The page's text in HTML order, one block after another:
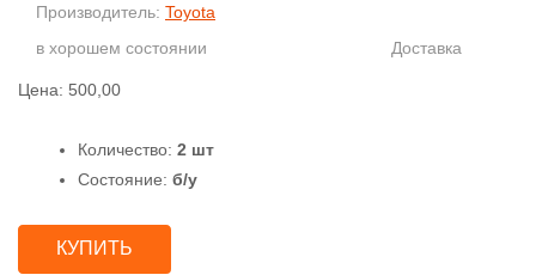
Производитель: Toyota
в хорошем состоянии
Доставка
Цена: 500,00
Количество: 2 шт
Состояние: б/у
КУПИТЬ